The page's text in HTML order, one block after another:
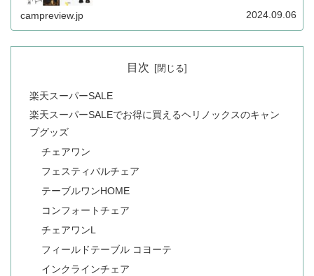
campreview.jp 2024.09.06
目次
楽天スーパーSALE
楽天スーパーSALEでお得に買えるヘリノックスのキャン
プグッズ
チェアワン
フェスティバルチェア
テーブルワンHOME
コンフォートチェア
チェアワンL
フィールドテーブル コヨーテ
インクラインチェア